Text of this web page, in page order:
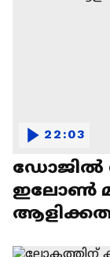
ഡോജിൽ
ഇലോൺ
22:03